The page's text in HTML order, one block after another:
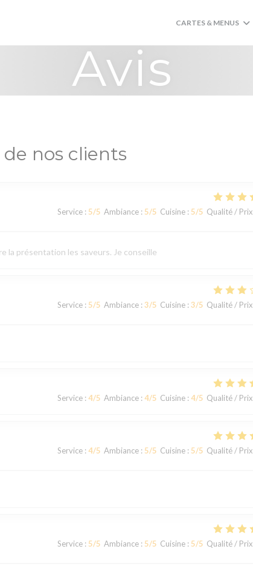
CARTES & MENUS
Avis
de nos clients
Service: 5/5 Ambiance: 5/5 Cuisine: 5/5 Qualité / Prix
la présentation les saveurs. Je conseille
Service: 5/5 Ambiance: 3/5 Cuisine: 3/5 Qualité / Prix
Service: 4/5 Ambiance: 4/5 Cuisine: 4/5 Qualité / Prix
Service: 4/5 Ambiance: 5/5 Cuisine: 5/5 Qualité / Prix
Service: 5/5 Ambiance: 5/5 Cuisine: 5/5 Qualité / Prix